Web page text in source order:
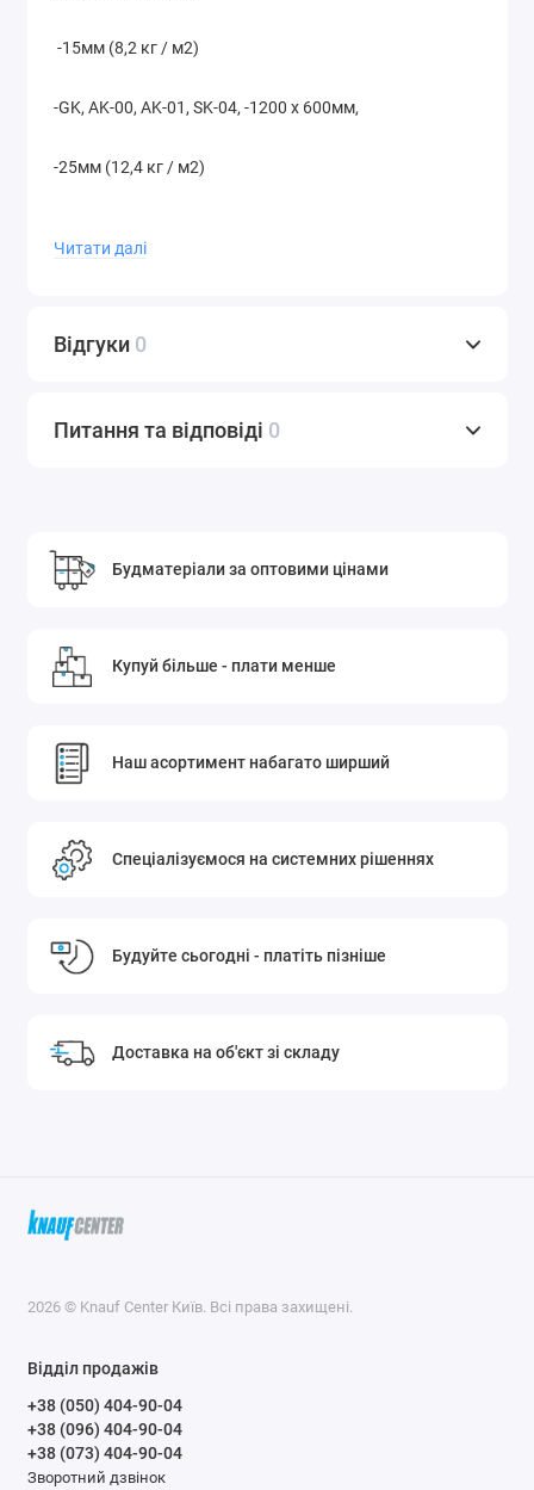
-15мм (8,2 кг / м2)
-GK, AK-00, AK-01, SK-04, -1200 х 600мм,
-25мм (12,4 кг / м2)
Читати далі
Відгуки 0
Питання та відповіді 0
Будматеріали за оптовими цінами
Купуй більше - плати менше
Наш асортимент набагато ширший
Спеціалізуємося на системних рішеннях
Будуйте сьогодні - платіть пізніше
Доставка на об'єкт зі складу
2026 © Knauf Center Київ. Всі права захищені.
Відділ продажів
+38 (050) 404-90-04
+38 (096) 404-90-04
+38 (073) 404-90-04
Зворотний дзвінок